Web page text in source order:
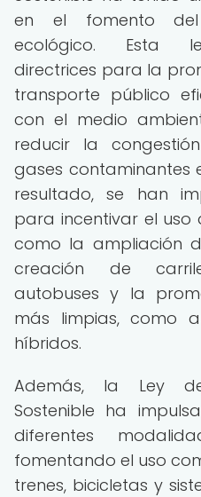
en el fomento del
ecológico. Esta
directrices para la
transporte público
con el medio
reducir la
gases contaminantes
resultado, se han
para incentivar el
como la ampliación
creación de
autobuses y la
más limpias, como
híbridos.
Además, la Ley
Sostenible ha
diferentes
fomentando el uso
trenes, bicicletas y